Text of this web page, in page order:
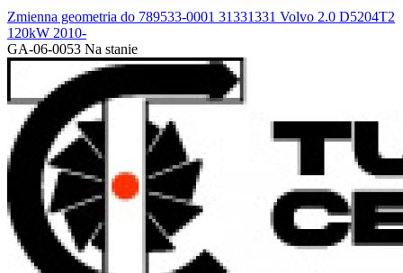
Zmienna geometria do 789533-0001 31331331 Volvo 2.0 D5204T2
120kW 2010-
GA-06-0053 Na stanie